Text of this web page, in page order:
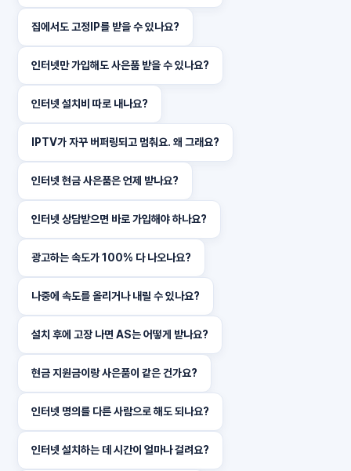
집에서도 고정IP를 받을 수 있나요?
인터넷만 가입해도 사은품 받을 수 있나요?
인터넷 설치비 따로 내나요?
IPTV가 자꾸 버퍼링되고 멈춰요. 왜 그래요?
인터넷 현금 사은품은 언제 받나요?
인터넷 상담받으면 바로 가입해야 하나요?
광고하는 속도가 100% 다 나오나요?
나중에 속도를 올리거나 내릴 수 있나요?
설치 후에 고장 나면 AS는 어떻게 받나요?
현금 지원금이랑 사은품이 같은 건가요?
인터넷 명의를 다른 사람으로 해도 되나요?
인터넷 설치하는 데 시간이 얼마나 걸려요?